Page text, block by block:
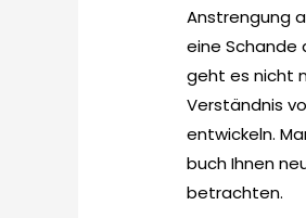
Anstrengung
eine Schande
geht es nicht
Verständnis
entwickeln.
buch Ihnen
betrachten.